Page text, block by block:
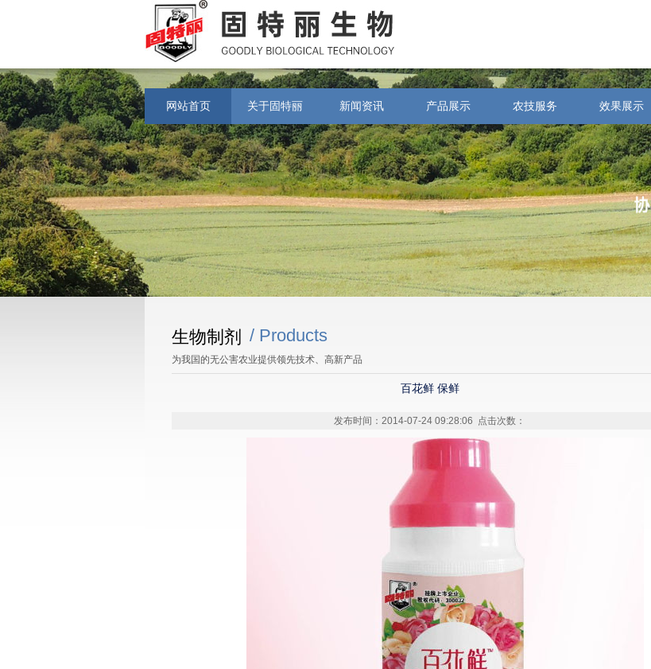
网站首页 关于固特丽 新闻资讯 产品展示 农技服务 效果展示
生物制剂 / Products
为我国的无公害农业提供领先技术、高新产品
百花鲜 保鲜
发布时间：2014-07-24 09:28:06 点击次数：